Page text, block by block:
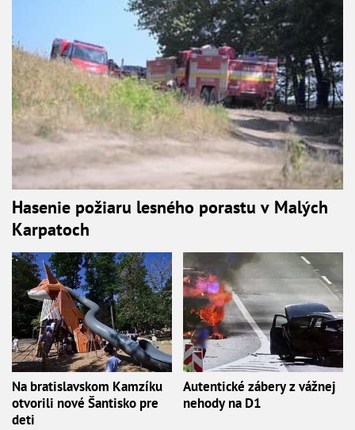
Hasenie požiaru lesného porastu v Malých
Karpatoch
Na bratislavskom Kamzíku
otvorili nové Šantisko pre
deti
Autentické zábery z vážnej
nehody na D1